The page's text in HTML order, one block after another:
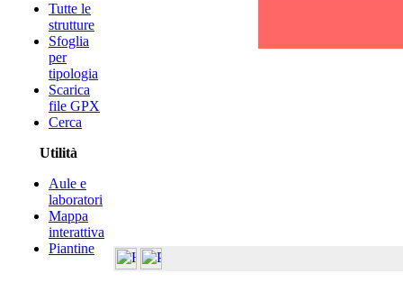
Tutte le
strutture
Sfoglia
per
tipologia
Scarica
file GPX
Cerca
Utilità
Aule e
laboratori
Mappa
interattiva
Piantine